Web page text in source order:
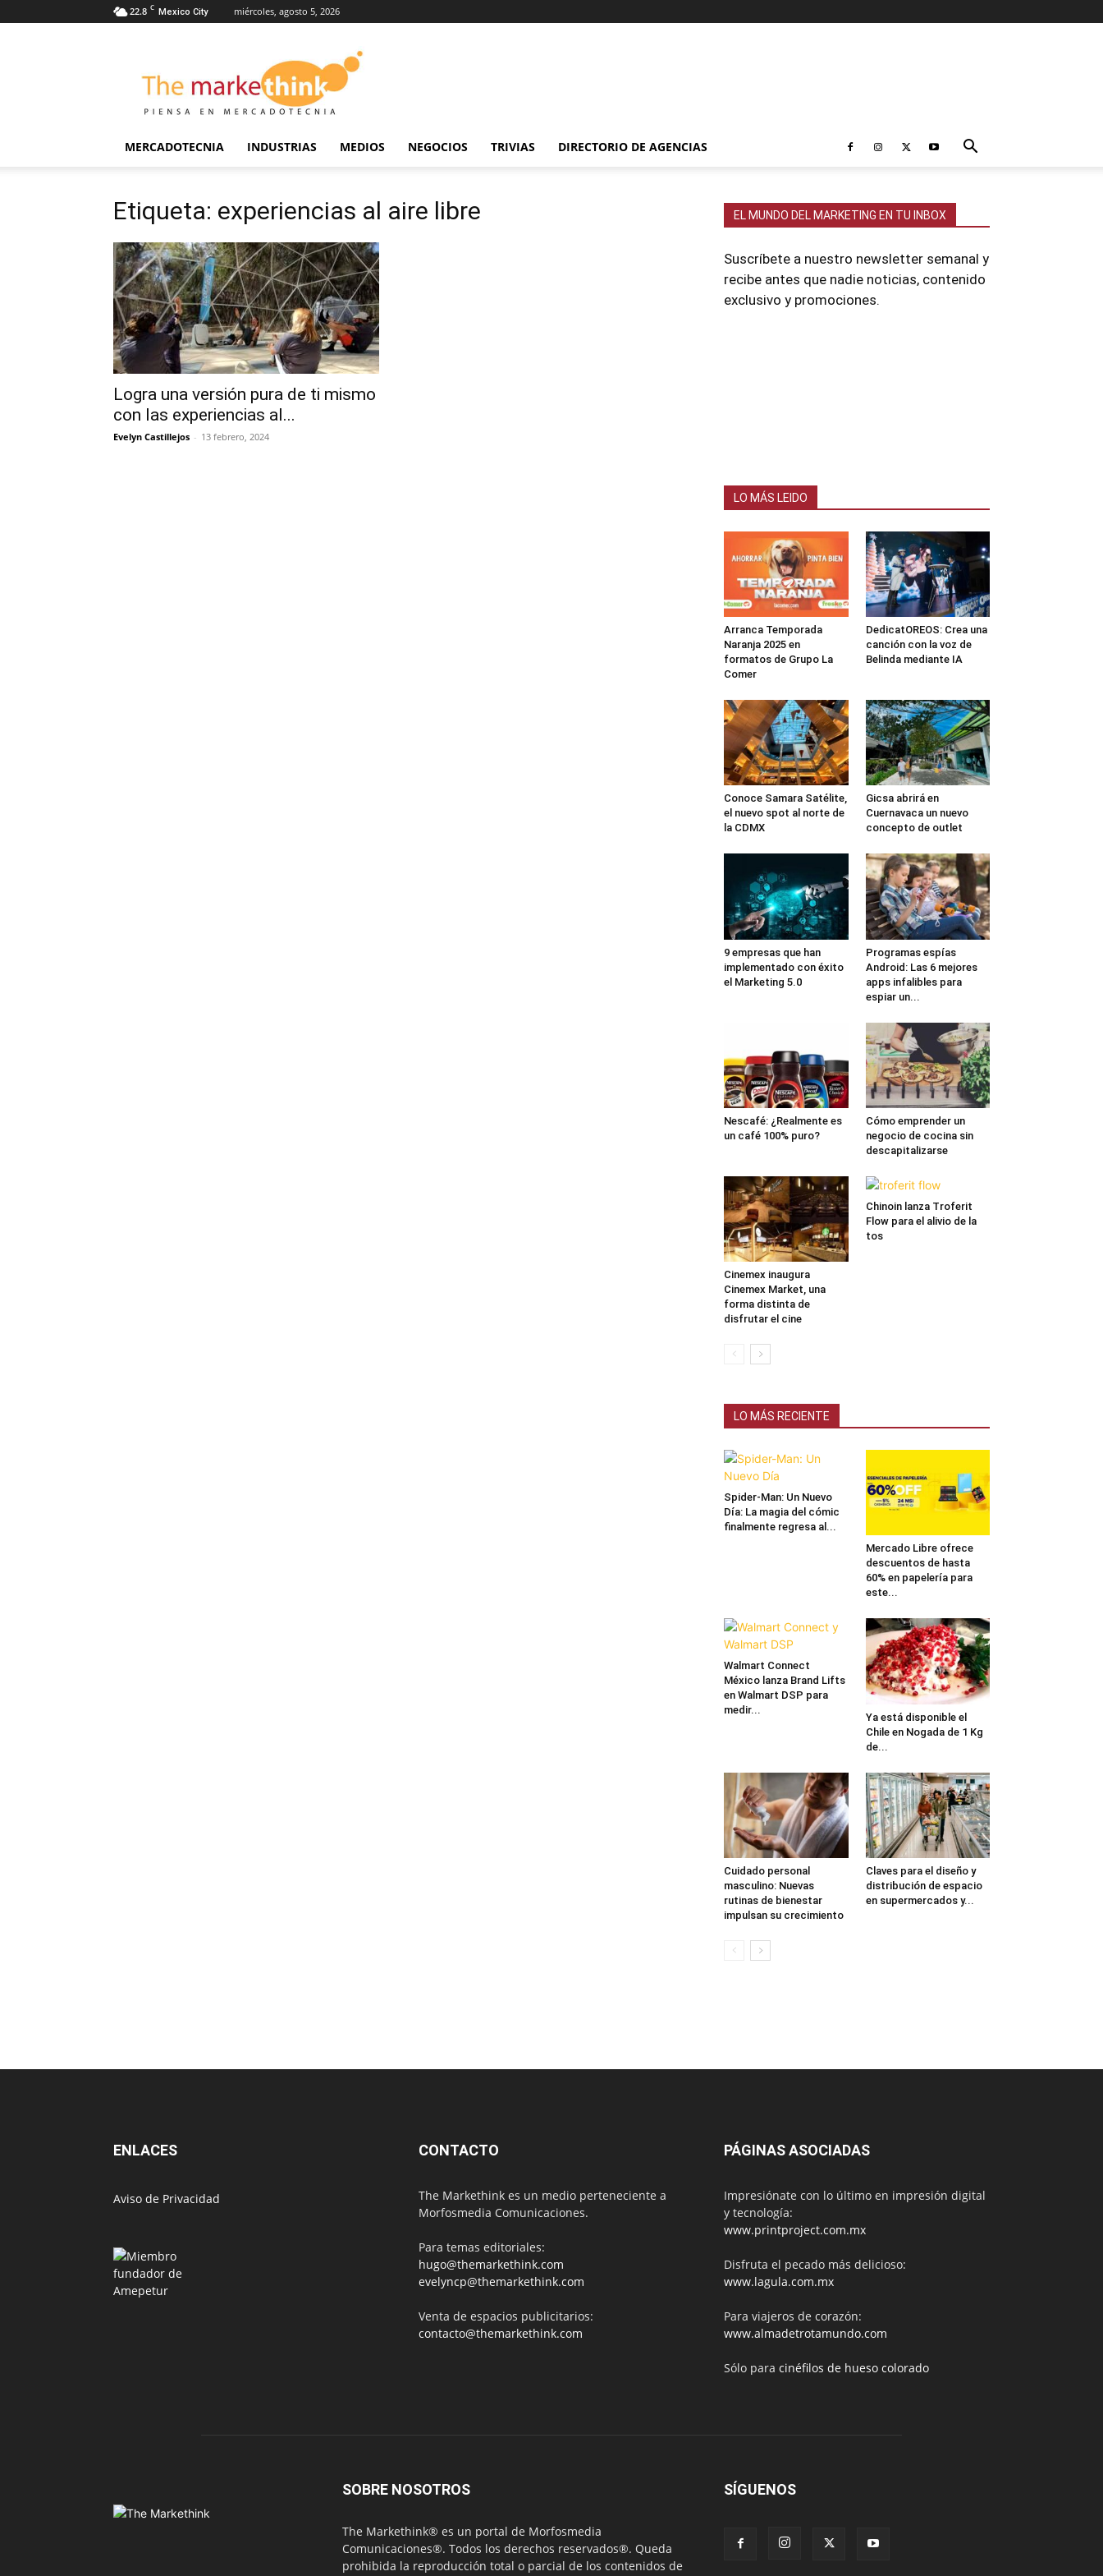
22.8 C Mexico City miércoles, agosto 5, 2026
Markethink
MERCADOTECNIA INDUSTRIAS MEDIOS NEGOCIOS TRIVIAS DIRECTORIO DE AGENCIAS
Etiqueta: experiencias al aire libre
Logra una versión pura de ti mismo
con las experiencias al...
Evelyn Castillejos - 13 febrero, 2024
EL MUNDO DEL MARKETING EN TU INBOX
Suscríbete a nuestro newsletter semanal y
recibe antes que nadie noticias, contenido
exclusivo y promociones.
LO MÁS LEIDO
Arranca Temporada
Naranja 2025 en
formatos de Grupo La
Comer
DedicatOREOS: Crea una
canción con la voz de
Belinda mediante IA
Conoce Samara Satélite,
el nuevo spot al norte de
la CDMX
Gicsa abrirá en
Cuernavaca un nuevo
concepto de outlet
9 empresas que han
implementado con éxito
el Marketing 5.0
Programas espías
Android: Las 6 mejores
apps infalibles para
espiar un...
Nescafé: ¿Realmente es
un café 100% puro?
Cómo emprender un
negocio de cocina sin
descapitalizarse
Cinemex inaugura
Cinemex Market, una
forma distinta de
disfrutar el cine
Chinoin lanza Troferit
Flow para el alivio de la
tos
LO MÁS RECIENTE
Spider-Man: Un Nuevo
Día: La magia del cómic
finalmente regresa al...
Mercado Libre ofrece
descuentos de hasta
60% en papelería para
este...
Walmart Connect
México lanza Brand Lifts
en Walmart DSP para
medir...
Ya está disponible el
Chile en Nogada de 1 Kg
de...
Cuidado personal
masculino: Nuevas
rutinas de bienestar
impulsan su crecimiento
Claves para el diseño y
distribución de espacio
en supermercados y...
ENLACES
Aviso de Privacidad
CONTACTO
The Markethink es un medio perteneciente a
Morfosmedia Comunicaciones.
Para temas editoriales:
hugo@themarkethink.com
evelyncp@themarkethink.com
Venta de espacios publicitarios:
contacto@themarkethink.com
PÁGINAS ASOCIADAS
Impresiónate con lo último en impresión digital
y tecnología:
www.printproject.com.mx
Disfruta el pecado más delicioso:
www.lagula.com.mx
Para viajeros de corazón:
www.almadetrotamundo.com
Sólo para cinéfilos de hueso colorado
SOBRE NOSOTROS
The Markethink® es un portal de Morfosmedia
Comunicaciones®. Todos los derechos reservados®. Queda
prohibida la reproducción total o parcial de los contenidos de
SÍGUENOS